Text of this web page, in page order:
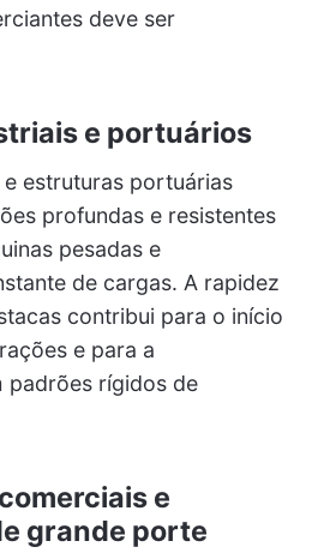
deve ser
e portuários
estruturas portuárias
profundas e resistentes
pesadas e
de cargas. A rapidez
contribui para o início
e para a
padrões rígidos de
e
grande porte